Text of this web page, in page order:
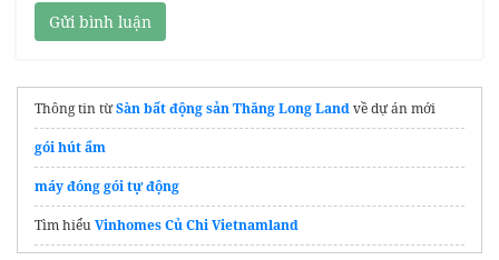
Gửi bình luận
Thông tin từSàn bất động sản Thăng Long Landvề dự án mới
gói hút ẩm
máy đóng gói tự động
Tìm hiểuVinhomes Củ Chi Vietnamland